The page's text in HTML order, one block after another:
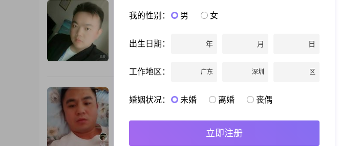
男, 湖南怀化, 170cm, 离异, 物业管理
表我们不懂爱；正好相反，离过婚的我们更加懂得
婚姻需要什么，什么是家庭，懂得更加的珍惜。
男, 湖南怀化, 166cm, 未婚, 销售总监
我的性别： 男 女
出生日期： 年 月 日
工作地区： 广东 深圳 区
婚姻状况： 未婚 离婚 丧偶
立即注册